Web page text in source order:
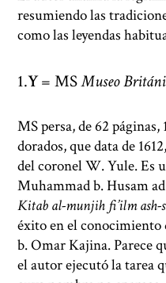
resumiendo las
como las leyendas
Y= MSMuseo
MS persa, de 62
dorados, que data de
del coronel W. Yule. Es
Muhammad b. Husam
Kitab al-munjih fi’ilm ash-
éxito en el conocimiento
b. Omar Kajina. Parece
el autor ejecutó la tarea